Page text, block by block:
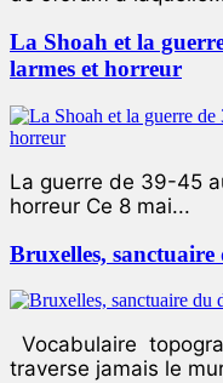
La Shoah et la
larmes et horreur
La guerre de 39-45
horreur Ce 8 mai...
Bruxelles,
Vocabulaire
traverse jamais le